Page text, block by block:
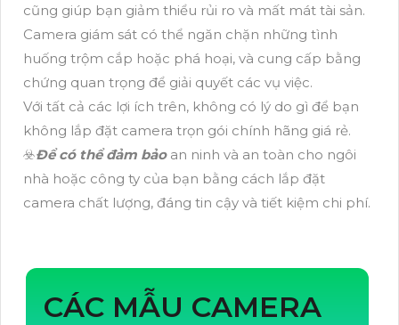
cũng giúp bạn giảm thiểu rủi ro và mất mát tài sản.
Camera giám sát có thể ngăn chặn những tình
huống trộm cắp hoặc phá hoại, và cung cấp bằng
chứng quan trọng để giải quyết các vụ việc.
Với tất cả các lợi ích trên, không có lý do gì để bạn
không lắp đặt camera trọn gói chính hãng giá rẻ.
☣️Để có thể đảm bảoan ninh và an toàn cho ngôi
nhà hoặc công ty của bạn bằng cách lắp đặt
camera chất lượng, đáng tin cậy và tiết kiệm chi phí.
CÁC MẪU CAMERA